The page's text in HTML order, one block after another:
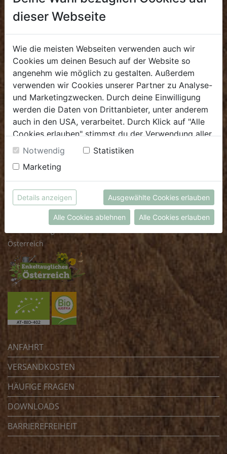
Sa: 8.00 - 13.30 Uhr
GROSSHANDEL
Verkauf
Mo - Do: 8.00 - 16.00 Uhr
Fr: 8.00 - 12.00 Uhr
.verkauf@biohof.at
.+43 7272 4859 50
Biohof Achleitner
Unterm Regenbogen 1
Österreich
ANFAHRT
VERSANDKOSTEN
HÄUFIGE FRAGEN
DOWNLOADS
BARRIEREFREIHEIT
dieser Webseite
Wie die meisten Webseiten verwenden auch wir
Cookies um deinen Besuch auf der Website so
angenehm wie möglich zu gestalten. Außerdem
verwenden wir Cookies unserer Partner zu Analyse-
und Marketingzwecken. Durch deine Einwilligung
werden die Daten von Drittanbieter, unter anderem
auch in den USA, verarbeitet. Durch Klick auf "Alle
Cookies erlauben" stimmst du der Verwendung aller
Cookies zu. Unter "Details anzeigen" findest du alle
Infos zu den unterschiedlichen Cookies, du kannst
auch entscheiden, welche Cookies du erlauben
möchtest.
Weitere Informationen findest du in unserer
Datenschutzerklärung
bzw. imImpressum
Notwendig
Statistiken
Marketing
Details anzeigen Ausgewählte Cookies erlauben
Alle Cookies ablehnen Alle Cookies erlauben